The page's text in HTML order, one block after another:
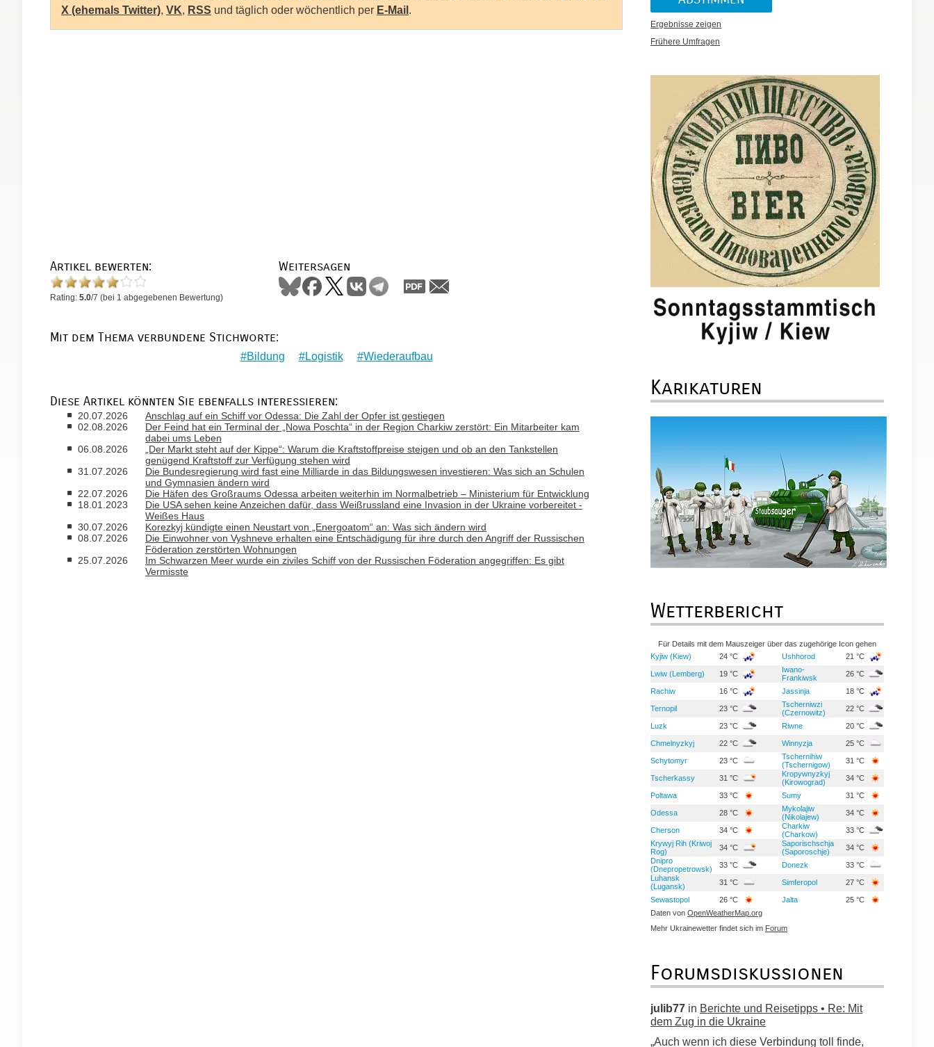
X (ehemals Twitter), VK, RSS und täglich oder wöchentlich per E-Mail .
Artikel bewerten:
Rating: 5.0/7 (bei 1 abgegebenen Bewertung)
Weitersagen
Mit dem Thema verbundene Stichworte:
Bildung Logistik Wiederaufbau
Diese Artikel könnten Sie ebenfalls interessieren:
20.07.2026
Anschlag auf ein Schiff vor Odessa: Die Zahl der Opfer ist gestiegen
02.08.2026
Der Feind hat ein Terminal der „Nowa Poschta“ in der Region Charkiw zerstört: Ein Mitarbeiter kam
dabei ums Leben
06.08.2026
„Der Markt steht auf der Kippe“: Warum die Kraftstoffpreise steigen und ob an den Tankstellen
genügend Kraftstoff zur Verfügung stehen wird
31.07.2026
Die Bundesregierung wird fast eine Milliarde in das Bildungswesen investieren: Was sich an Schulen
und Gymnasien ändern wird
22.07.2026
Die Häfen des Großraums Odessa arbeiten weiterhin im Normalbetrieb – Ministerium für Entwicklung
18.01.2023
Die USA sehen keine Anzeichen dafür, dass Weißrussland eine Invasion in der Ukraine vorbereitet -
Weißes Haus
30.07.2026
Korezkyj kündigte einen Neustart von „Energoatom“ an: Was sich ändern wird
08.07.2026
Die Einwohner von Vyshneve erhalten eine Entschädigung für ihre durch den Angriff der Russischen
Föderation zerstörten Wohnungen
25.07.2026
Im Schwarzen Meer wurde ein ziviles Schiff von der Russischen Föderation angegriffen: Es gibt
Vermisste
Ergebnisse zeigen
Frühere Umfragen
Karikaturen
Wetterbericht
Für Details mit dem Mauszeiger über das zugehörige Icon gehen
Kyjiw (Kiew)
24 °C Ushhorod 21 °C
Lwiw (Lemberg) 19 °C
Iwano-
Frankiwsk
26 °C
Rachiw 16 °C Jassinja 18 °C
Ternopil 23 °C
Tscherniwzi
(Czernowitz)
22 °C
Luzk 23 °C Riwne 20 °C
Chmelnyzkyj 22 °C Winnyzja 25 °C
Schytomyr 23 °C
Tschernihiw
(Tschernigow)
31 °C
Tscherkassy 31 °C
Kropywnyzkyj
(Kirowograd)
34 °C
Poltawa 33 °C Sumy 31 °C
Odessa 28 °C
Mykolajiw
(Nikolajew)
34 °C
Cherson 34 °C
Charkiw
(Charkow)
33 °C
Krywyj Rih (Kriwoj
Rog)
34 °C
Saporischschja
(Saporoschje)
34 °C
Dnipro
(Dnepropetrowsk)
33 °C Donezk
33 °C
Luhansk
(Lugansk)
31 °C Simferopol 27 °C
Sewastopol 26 °C Jalta
25 °C
Daten von OpenWeatherMap.org
Mehr Ukrainewetter findet sich im Forum
Forumsdiskussionen
julib77 in Berichte und Reisetipps • Re: Mit
dem Zug in die Ukraine
„Auch wenn ich diese Verbindung toll finde,